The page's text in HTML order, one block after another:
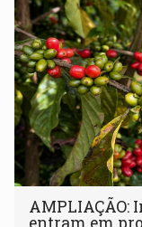
AMPLIAÇÃO: